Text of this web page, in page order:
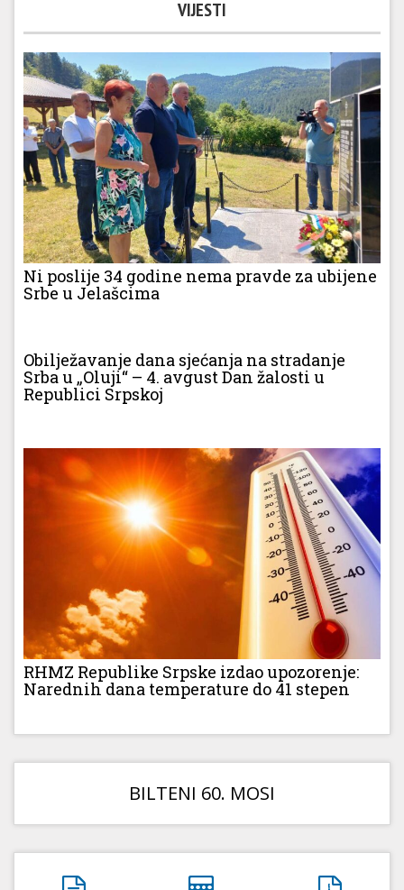
VIJESTI
Ni poslije 34 godine nema pravde za ubijene
Srbe u Jelašcima
Obilježavanje dana sjećanja na stradanje
Srba u „Oluji“ – 4. avgust Dan žalosti u
Republici Srpskoj
RHMZ Republike Srpske izdao upozorenje:
Narednih dana temperature do 41 stepen
BILTENI 60. MOSI